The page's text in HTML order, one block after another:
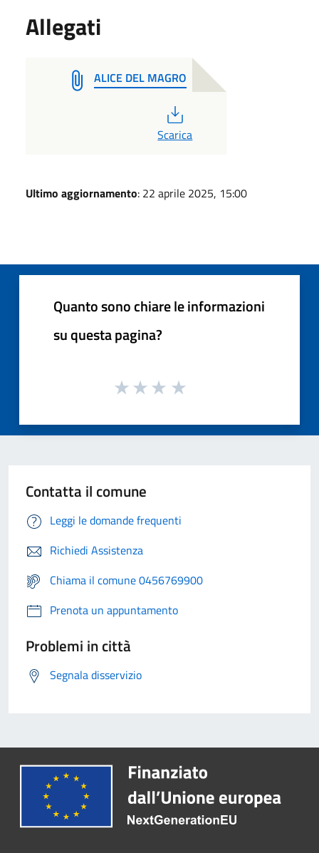
Allegati
ALICE DEL MAGRO
Scarica
Ultimo aggiornamento: 22 aprile 2025, 15:00
Quanto sono chiare le informazioni
su questa pagina?
Contatta il comune
Leggi le domande frequenti
Richiedi Assistenza
Chiama il comune 0456769900
Prenota un appuntamento
Problemi in città
Segnala disservizio